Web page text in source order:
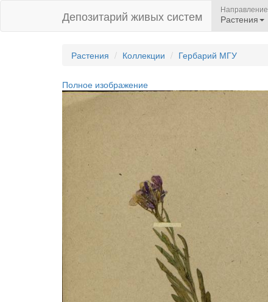
Депозитарий живых систем Направление
Растения
Растения Коллекции Гербарий МГУ
Полное изображение